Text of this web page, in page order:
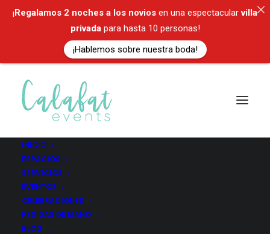
INICIO
ESPACIOS
SERVICIOS
EVENTOS
CELEBRACIONES
PEDIDAS DE MANO
BLOG
Puertas Abiertas
¡Regalamos 2 noches a los novios en una espectacularvilla
privadapara hasta 10 personas!
¡Hablemos sobre nuestra boda!